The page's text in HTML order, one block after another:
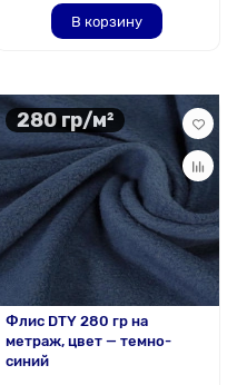
В корзину
280 гр/м²
Флис DTY 280 гр на
метраж, цвет — темно-
синий